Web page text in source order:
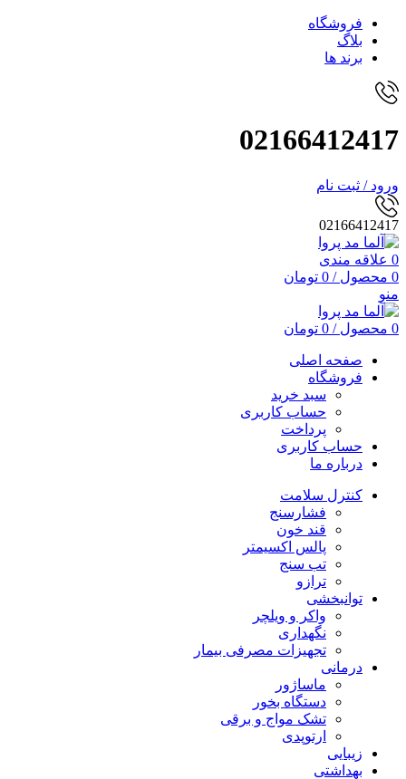
فروشگاه
بلاگ
برند ها
02166412417
ورود / ثبت نام
02166412417
0 علاقه مندی
0 محصول /
0 تومان
منو
0 محصول /
0 تومان
صفحه اصلی
فروشگاه
سبد خرید
حساب کاربری
پرداخت
حساب کاربری
درباره ما
کنترل سلامت
فشارسنج
قند خون
پالس اکسیمتر
تب سنج
ترازو
توانبخشی
واکر و ویلچر
نگهداری
تجهیزات مصرفی بیمار
درمانی
ماساژور
دستگاه بخور
تشک مواج و برقی
ارتوپدی
زیبایی
بهداشتی